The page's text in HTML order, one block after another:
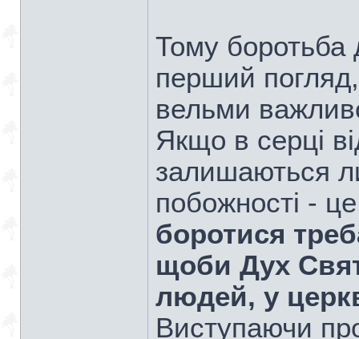
Тому боротьба
перший
вельми
Якщо в серці
залишаються
побожності -
боротися
щоби Дух
людей, у
Виступаючи